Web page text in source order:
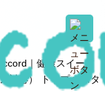
｜健康スイーツ
対応） トップ >
スタ